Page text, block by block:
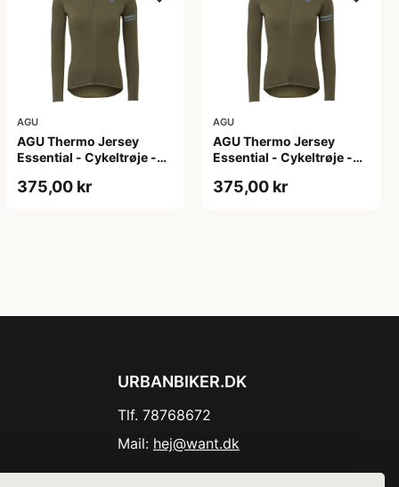
AGU
AGU Thermo Jersey
Essential - Cykeltrøje -
XL
375,00 kr
AGU
AGU Thermo Jersey
Essential - Cykeltrøje -
XXL
375,00 kr
URBANBIKER.DK
Tlf. 78768672
Mail: hej@want.dk